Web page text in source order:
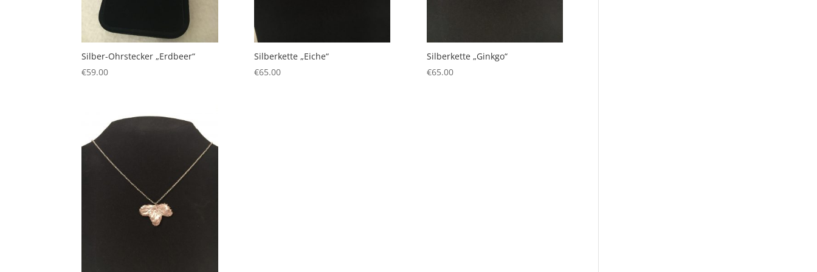
Silber-Ohrstecker „Erdbeer“
€59.00
Silberkette „Eiche“
€65.00
Silberkette „Ginkgo“
€65.00